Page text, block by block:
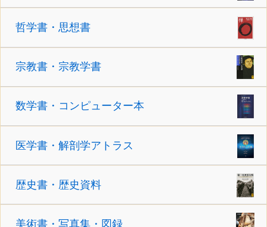
哲学書・思想書
宗教書・宗教学書
数学書・コンピューター本
医学書・解剖学アトラス
歴史書・歴史資料
美術書・写真集・図録